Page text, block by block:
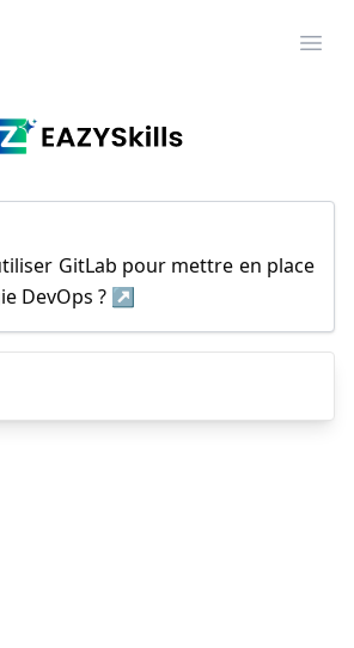
GitLab pour mettre en place
DevOps ? ↗